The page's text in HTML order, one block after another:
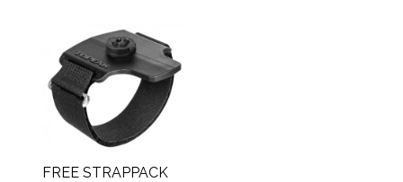
FREE STRAPPACK